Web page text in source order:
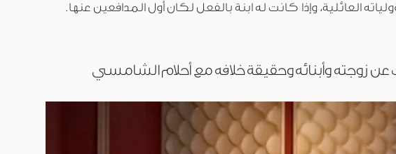
العائلية، وإذا كانت له ابنة بالفعل لكان أول المدافعين عنها.
عن زوجته وأبنائه وحقيقة خلافه مع أحلام الشامسي